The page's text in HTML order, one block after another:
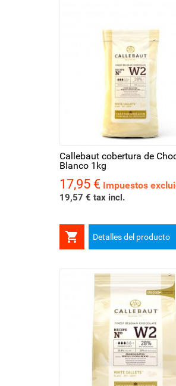
Callebaut cobertura de
Blanco 1kg
Precio
17,95 € Impuestos
19,57 € tax incl.
 Detalles del producto